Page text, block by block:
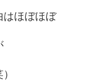
はほぼほぼ